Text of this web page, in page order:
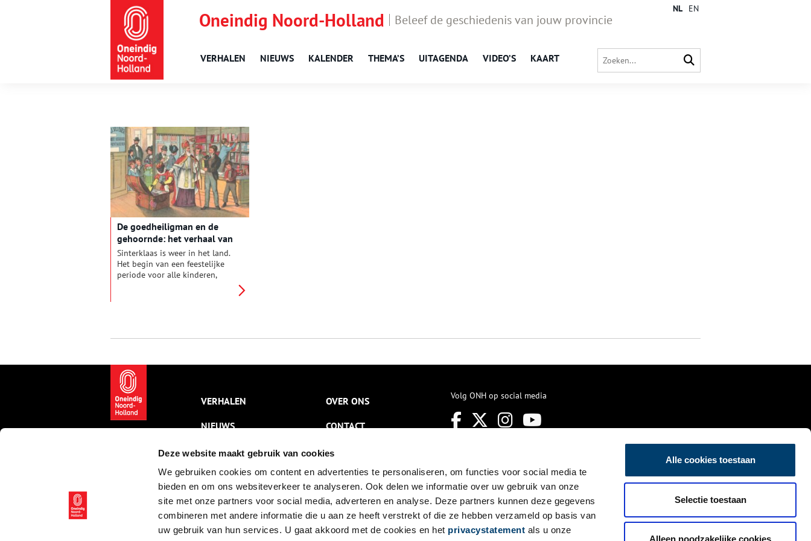
Deze website maakt gebruik van cookies
We gebruiken cookies om content en advertenties te personaliseren, om functies voor social media te
bieden en om ons websiteverkeer te analyseren. Ook delen we informatie over uw gebruik van onze
site met onze partners voor social media, adverteren en analyse. Deze partners kunnen deze gegevens
combineren met andere informatie die u aan ze heeft verstrekt of die ze hebben verzameld op basis van
uw gebruik van hun services. U gaat akkoord met de cookies en het privacystatement als u onze
Alle cookies toestaan
Selectie toestaan
Alleen noodzakelijke cookies
Oneindig Noord-Holland Beleef de geschiedenis van jouw provincie
VERHALEN NIEUWS KALENDER THEMA’S UITAGENDA VIDEO’S KAART
NL EN
De goedheiligman en de
gehoornde: het verhaal van
Sint en Piet
Sinterklaas is weer in het land.
Het begin van een feestelijke
periode voor alle kinderen,
waarom zien ze er zo uit?
Nederlands populairste traditie.
VERHALEN
NIEUWS
KALENDER
THEMA’S
ACTIVITEITEN
VIDEO’S
OVER ONS
CONTACT
NIEUWSBRIEF
DISCLAIMER
PRIVACY
TOEGANKELIJKHEID
Volg ONH op social media